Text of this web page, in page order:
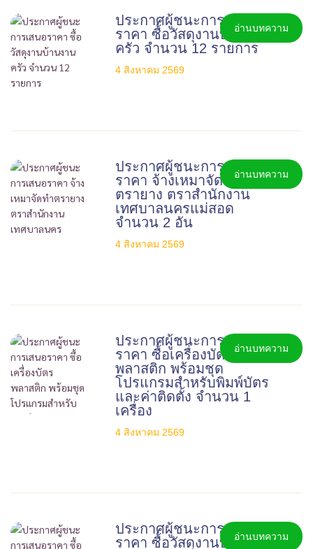
ประกาศผู้ชนะการเสนอ
ราคา ซื้อวัสดุงานบ้านงาน
ครัว จำนวน 12 รายการ
4 สิงหาคม 2569
อ่านบทความ
ประกาศผู้ชนะการเสนอ
ราคา จ้างเหมาจัดทำ
ตรายาง ตราสำนักงาน
เทศบาลนครแม่สอด
จำนวน 2 อัน
4 สิงหาคม 2569
อ่านบทความ
ประกาศผู้ชนะการเสนอ
ราคา ซื้อเครื่องบัตร
พลาสติก พร้อมชุด
โปรแกรมสำหรับพิมพ์บัตร
และค่าติดตั้ง จำนวน 1
เครื่อง
4 สิงหาคม 2569
อ่านบทความ
ประกาศผู้ชนะการเสนอ
ราคา ซื้อวัสดุงานบ้านงาน
อ่านบทความ